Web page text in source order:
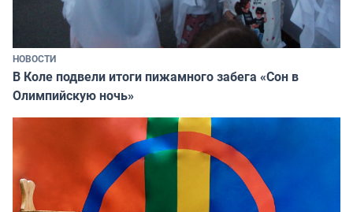
НОВОСТИ
В Коле подвели итоги пижамного забега «Сон в
Олимпийскую ночь»